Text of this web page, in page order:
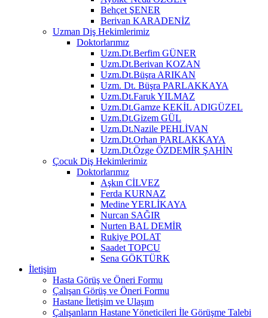
Behçet ŞENER
Berivan KARADENİZ
Uzman Diş Hekimlerimiz
Doktorlarımız
Uzm.Dt.Berfim GÜNER
Uzm.Dt.Berivan KOZAN
Uzm.Dt.Büşra ARIKAN
Uzm. Dt. Büşra PARLAKKAYA
Uzm.Dt.Faruk YILMAZ
Uzm.Dt.Gamze KEKİL ADIGÜZEL
Uzm.Dt.Gizem GÜL
Uzm.Dt.Nazile PEHLİVAN
Uzm.Dt.Orhan PARLAKKAYA
Uzm.Dt.Özge ÖZDEMİR ŞAHİN
Çocuk Diş Hekimlerimiz
Doktorlarımız
Aşkın CİLVEZ
Ferda KURNAZ
Medine YERLİKAYA
Nurcan SAĞIR
Nurten BAL DEMİR
Rukiye POLAT
Saadet TOPCU
Sena GÖKTÜRK
İletişim
Hasta Görüş ve Öneri Formu
Çalışan Görüş ve Öneri Formu
Hastane İletişim ve Ulaşım
Çalışanların Hastane Yöneticileri İle Görüşme Talebi